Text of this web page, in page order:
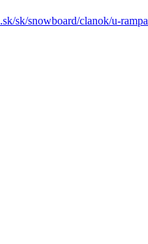
sk/snowboard/clanok/u-